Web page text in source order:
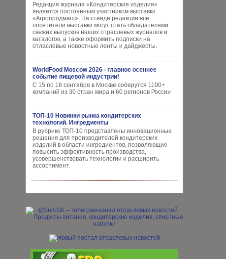
Редакция журнала «Кондитерские изделия»
является постоянным участником выставки
«Агропродмаш». На стенде редакции все
посетители выставки могут стать обладателями
свежих выпусков наших отраслевых журналов и
каталогов, а также оформить подписки на
отласлевые новостные ленты и дайджесты.
WorldFood Moscow 2026 - главное осеннее
событие пищевой индустрии!
С 15 по 18 сентября в Москве соберутся 1100+
компаний из 30 стран мира и 60 регионов России
ТОП-10 Новинки рынка кондитерских
технологий. Ингредиенты
В рубрике ТОП-10 представлены инновационные
решения для производителей кондитерских
изделий в области ингредиентов, позволяющие
повысить эффективность производства,
усовершенствовать технологии и расширить
ассортимент.